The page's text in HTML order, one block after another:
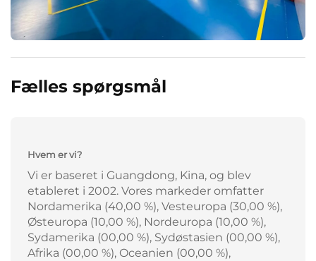
Fælles spørgsmål
Hvem er vi?
Vi er baseret i Guangdong, Kina, og blev
etableret i 2002. Vores markeder omfatter
Nordamerika (40,00 %), Vesteuropa (30,00 %),
Østeuropa (10,00 %), Nordeuropa (10,00 %),
Sydamerika (00,00 %), Sydøstasien (00,00 %),
Afrika (00,00 %), Oceanien (00,00 %),